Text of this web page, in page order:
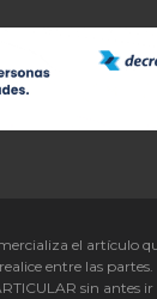
el artículo
entre las
sin antes